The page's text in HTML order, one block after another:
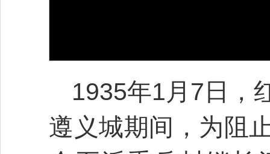
1935年1月7日，
遵义城期间，为阻